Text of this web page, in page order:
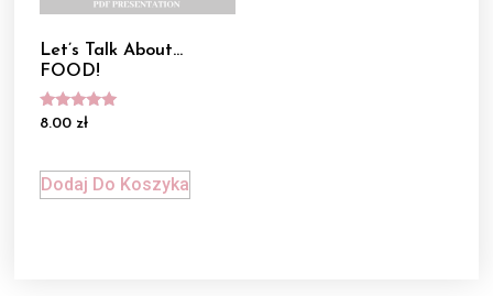
Let’s Talk About…
FOOD!
Oceniono
8.00 zł
Dodaj Do Koszyka